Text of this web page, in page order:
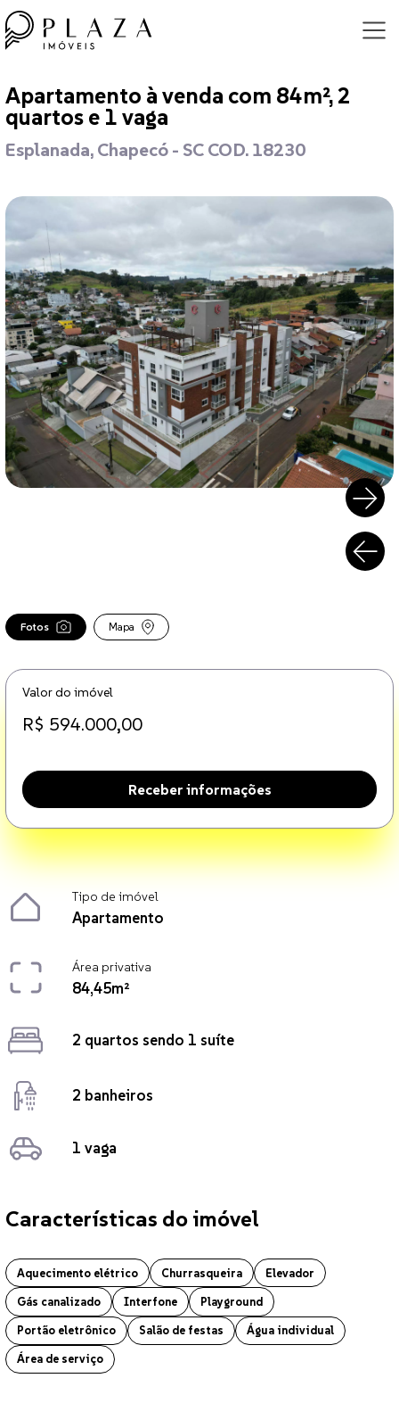
Apartamento à venda com 84m², 2
quartos e 1 vaga
Esplanada, Chapecó - SC COD. 18230
Fotos Mapa
Valor do imóvel
R$ 594.000,00
Receber informações
Tipo de imóvel
Apartamento
Área privativa
84,45m²
2 quartos sendo 1 suíte
2 banheiros
1 vaga
Apartamento localizado no bairro Esplanada em Chapecó. O imóvel
Características do imóvel
Aquecimento elétrico Churrasqueira
Elevador
Gás canalizado
Interfone
Playground
Portão eletrônico
Salão de festas
Água individual
Área de serviço